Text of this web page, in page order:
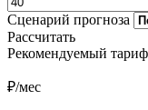
Сценарий прогноза
Рассчитать
Рекомендуемый тариф
₽/мес